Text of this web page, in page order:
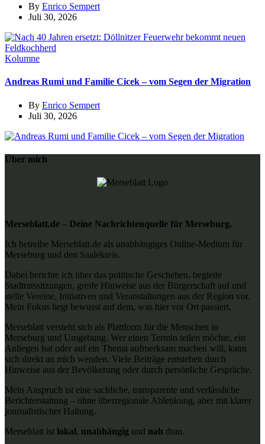
By Enrico Sempert
Juli 30, 2026
Kolumne
Andreas Rumi und Familie Cicek – vom Segen der Migration
By Enrico Sempert
Juli 30, 2026
Über mich
Merseblatt.de – Deine Nachrichtenquelle für Merseburg.
Ich betreibe Merseblatt.de als unabhängiges Online-Medium für
Merseburg und den Saalekreis.
Dabei berichte ich über das politische Geschehen, begleite
Stadtratssitzungen, greife Hinweise aus der Bürgerschaft auf und
stelle Vereine, Initiativen und Veranstaltungen aus der Region vor.
Mein Fokus liegt bewusst auf dem, was hier vor Ort passiert.
Merseblatt versteht sich als Plattform für die Menschen in
Merseburg und Umgebung. Wer einen Termin teilen möchte, ein
Anliegen hat oder auf ein Thema aufmerksam machen will, kann
sich direkt an mich wenden. Viele Beiträge entstehen durch
Hinweise aus der Bevölkerung oder durch persönliche Gespräche.
Mein Anspruch ist eine sachliche, transparente und verlässliche
Berichterstattung – ohne überregionale Ablenkung, aber mit klarer
journalistischer Haltung.
Merseblatt ist lokal, unabhängig und nah dran.